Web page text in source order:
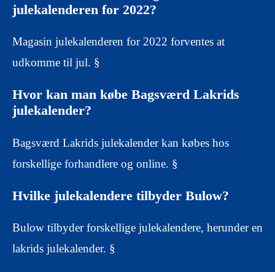
julekalenderen for 2022?
Magasin julekalenderen for 2022 forventes at
udkomme til jul. §
Hvor kan man købe Bagsværd Lakrids
julekalender?
Bagsværd Lakrids julekalender kan købes hos
forskellige forhandlere og online. §
Hvilke julekalendere tilbyder Bulow?
Bulow tilbyder forskellige julekalendere, herunder en
lakrids julekalender. §